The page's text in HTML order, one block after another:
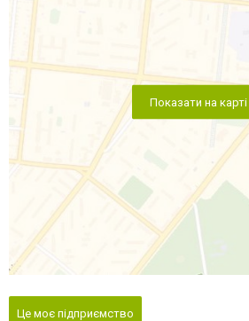
Показати на карті
Це моє підприємство